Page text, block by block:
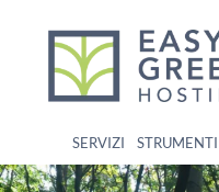
SERVIZI STRUMENTI